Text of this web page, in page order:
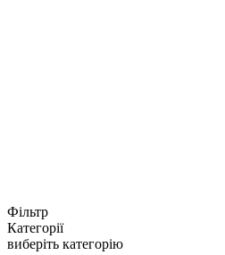
Фільтр
Категорії
виберіть категорію